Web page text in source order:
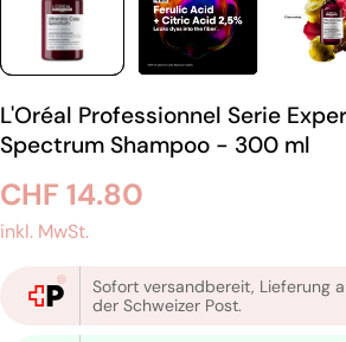
L'Oréal Professionnel Serie
Spectrum Shampoo - 300 ml
Regulärer
Preis
CHF 14.80
inkl. MwSt.
Sofort versandbereit, Lieferung
der Schweizer Post.